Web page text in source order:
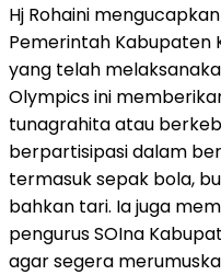
Hj Rohaini
Pemerintah Kabupaten
yang telah
Olympics ini
tunagrahita atau
berpartisipasi dalam
termasuk sepak bola,
bahkan tari. Ia juga
pengurus SOIna
agar segera